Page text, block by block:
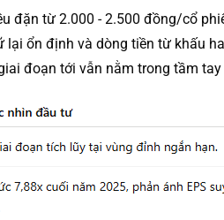
từ 2.000 - 2.500 đồng/cổ
ổn định và dòng tiền từ khấu
đoạn tới vẫn nằm trong tầm